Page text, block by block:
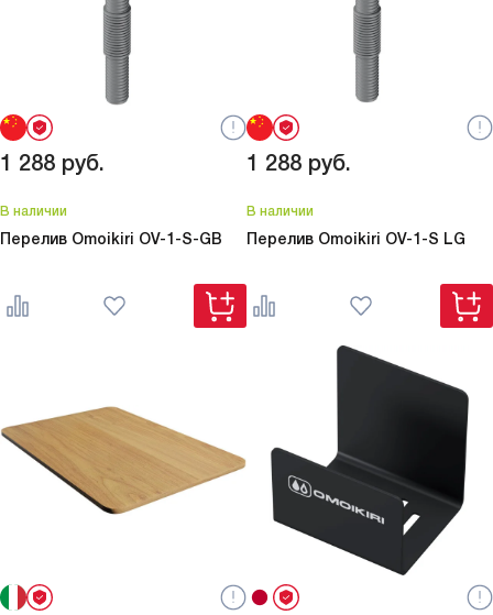
1 288 руб.
В наличии
Перелив Omoikiri OV-1-S-GB
1 288 руб.
В наличии
Перелив Omoikiri OV-1-S LG